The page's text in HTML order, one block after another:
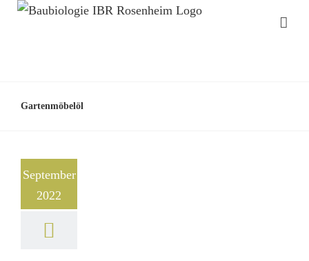
Gartenmöbelöl
September
2022